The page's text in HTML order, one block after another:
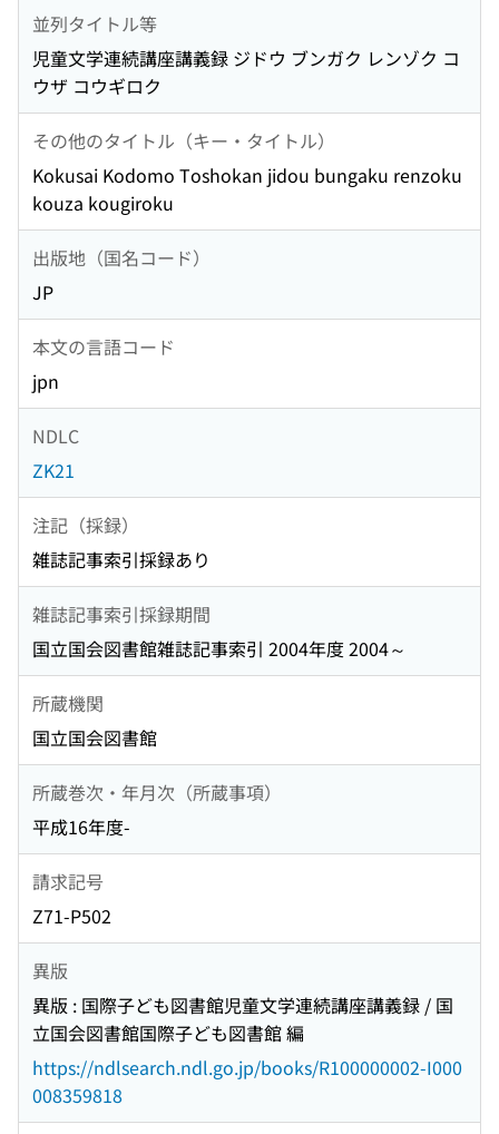
並列タイトル等
児童文学連続講座講義録 ジドウ ブンガク レンゾク コ
ウザ コウギロク
その他のタイトル（キー・タイトル）
Kokusai Kodomo Toshokan jidou bungaku renzoku
kouza kougiroku
出版地（国名コード）
JP
本文の言語コード
jpn
NDLC
ZK21
注記（採録）
雑誌記事索引採録あり
雑誌記事索引採録期間
国立国会図書館雑誌記事索引 2004年度 2004～
所蔵機関
国立国会図書館
所蔵巻次・年月次（所蔵事項）
平成16年度-
請求記号
Z71-P502
異版
異版 : 国際子ども図書館児童文学連続講座講義録 / 国
立国会図書館国際子ども図書館 編
https://ndlsearch.ndl.go.jp/books/R100000002-I000
008359818